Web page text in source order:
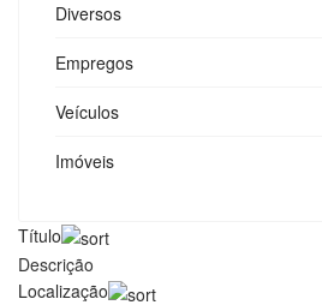
Diversos
Empregos
Veículos
Imóveis
Título
Descrição
Localização